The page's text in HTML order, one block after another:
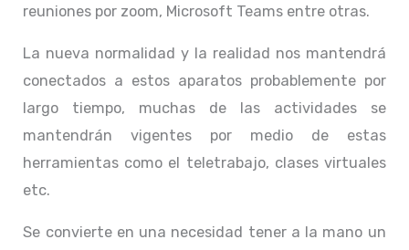
reuniones por zoom, Microsoft Teams entre otras.
La nueva normalidad y la realidad nos mantendrá
conectados a estos aparatos probablemente por
largo tiempo, muchas de las actividades se
mantendrán vigentes por medio de estas
herramientas como el teletrabajo, clases virtuales
etc.
Se convierte en una necesidad tener a la mano un